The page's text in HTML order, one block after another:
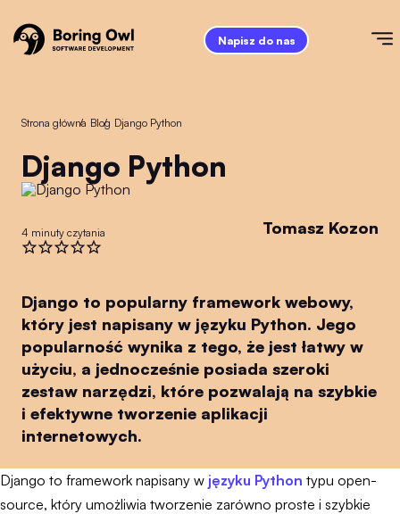
Napisz do nas
Strona główna
/ Blog
/ Django Python
Django Python
4 minuty czytania Tomasz Kozon
Django to popularny framework webowy,
który jest napisany w języku Python. Jego
popularność wynika z tego, że jest łatwy w
użyciu, a jednocześnie posiada szeroki
zestaw narzędzi, które pozwalają na szybkie
i efektywne tworzenie aplikacji
internetowych.
Django to framework napisany w języku Python typu open-
source, który umożliwia tworzenie zarówno proste i szybkie